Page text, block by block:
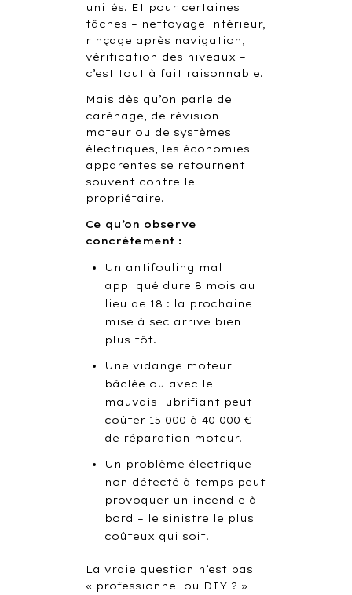
unités. Et pour certaines
tâches – nettoyage intérieur,
rinçage après navigation,
vérification des niveaux –
c’est tout à fait raisonnable.
Mais dès qu’on parle de
carénage, de révision
moteur ou de systèmes
électriques, les économies
apparentes se retournent
souvent contre le
propriétaire.
Ce qu’on observe
concrètement :
Un antifouling mal
appliqué dure 8 mois au
lieu de 18 : la prochaine
mise à sec arrive bien
plus tôt.
Une vidange moteur
bâclée ou avec le
mauvais lubrifiant peut
coûter 15 000 à 40 000 €
de réparation moteur.
Un problème électrique
non détecté à temps peut
provoquer un incendie à
bord – le sinistre le plus
coûteux qui soit.
La vraie question n’est pas
« professionnel ou DIY ? »